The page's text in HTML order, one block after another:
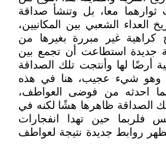
ثوارهما معا، بل وتنشأ صداقة
العداء الشعبي بين المكانيين،
غير مبررة بغيرها من
جديدة استطاعت أن تجمع بين
أرضًا لها وأنتجت تلك الصداقة
وهو شيء عجيب، هنا في هذه
بما احدثه من فوضى العواطف،
الصداقة ظاهرها هشًا لكنه في
فلربما حين تهدا انفجارات
روابط جديدة نتيجة لعواطف